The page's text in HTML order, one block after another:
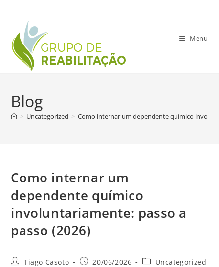
conteúdo
Menu
Blog
> Uncategorized > Como internar um dependente químico
Como internar um
dependente químico
involuntariamente: passo a
passo (2026)
AutorTiago Casoto
Post20/06/2026
Categoria
Uncategorized